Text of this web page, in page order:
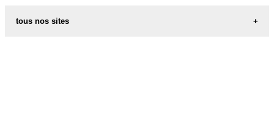
tous nos sites